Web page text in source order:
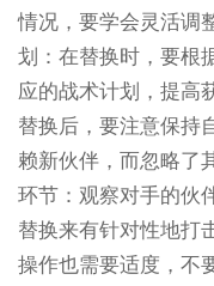
情况，要学会灵活调
划：在替换时，要根
应的战术计划，提高
替换后，要注意保持
赖新伙伴，而忽略了
环节：观察对手的伙
替换来有针对性地打
操作也需要适度，不